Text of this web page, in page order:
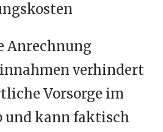
Anrechnung
verhindert
Vorsorge im
und kann faktisch